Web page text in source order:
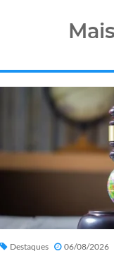
Destaques 06/08/2026